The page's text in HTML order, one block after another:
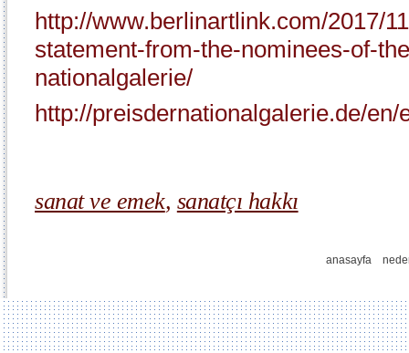
http://www.berlinartlink.com/2017/
statement-from-the-nominees-of-
nationalgalerie/
http://preisdernationalgalerie.de/en/
sanat ve emek, sanatçı hakkı
anasayfa